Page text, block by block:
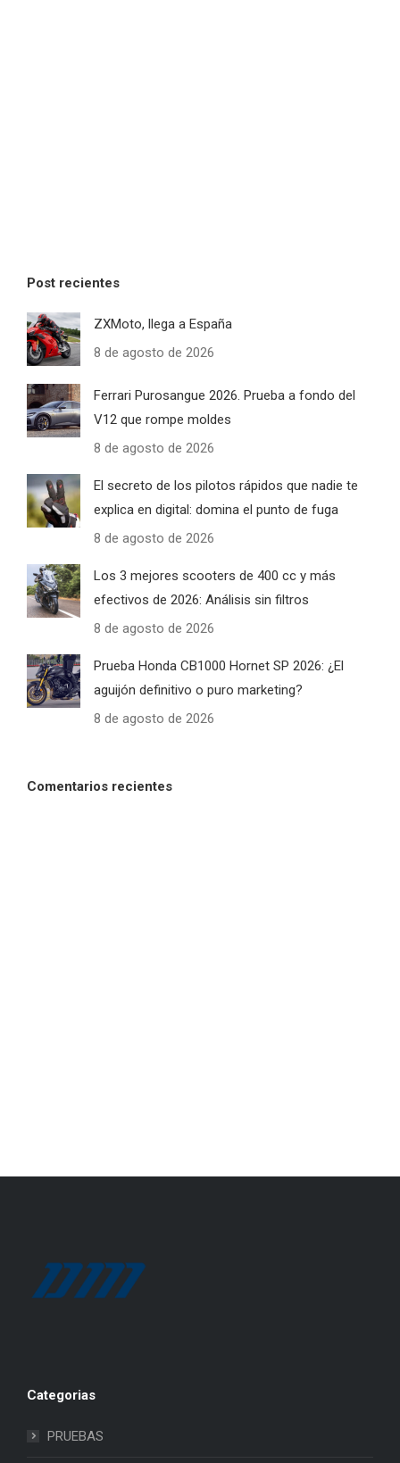
Post recientes
ZXMoto, llega a España
8 de agosto de 2026
Ferrari Purosangue 2026. Prueba a fondo del
V12 que rompe moldes
8 de agosto de 2026
El secreto de los pilotos rápidos que nadie te
explica en digital: domina el punto de fuga
8 de agosto de 2026
Los 3 mejores scooters de 400 cc y más
efectivos de 2026: Análisis sin filtros
8 de agosto de 2026
Prueba Honda CB1000 Hornet SP 2026: ¿El
aguijón definitivo o puro marketing?
8 de agosto de 2026
Comentarios recientes
Categorias
PRUEBAS